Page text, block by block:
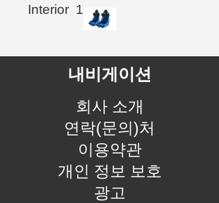
Interior 1
내비게이션
회사 소개
연락(문의)처
이용약관
개인 정보 보호
광고